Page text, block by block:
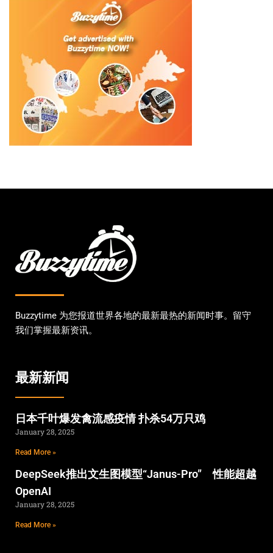
Buzzytime 为您报道世界各地的最新最热的新闻时事。留守
我们掌握最新资讯。
最新新闻
日本千叶爆发禽流感疫情 扑杀54万只鸡
January 28, 2025
Read More »
DeepSeek推出文生图模型“Janus-Pro” 性能超越
OpenAI
January 28, 2025
Read More »